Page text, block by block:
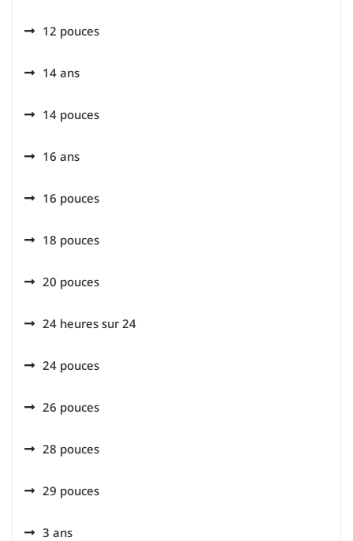
12 pouces
14 ans
14 pouces
16 ans
16 pouces
18 pouces
20 pouces
24 heures sur 24
24 pouces
26 pouces
28 pouces
29 pouces
3 ans